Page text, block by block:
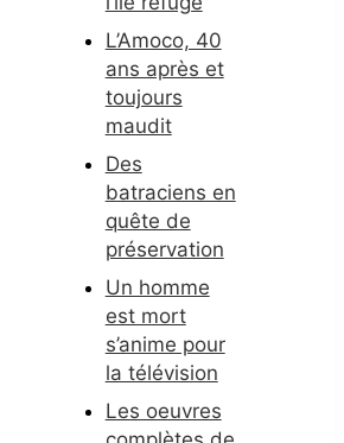
L’Amoco, 40
ans après et
toujours
maudit
Des
batraciens en
quête de
préservation
Un homme
est mort
s’anime pour
la télévision
Les oeuvres